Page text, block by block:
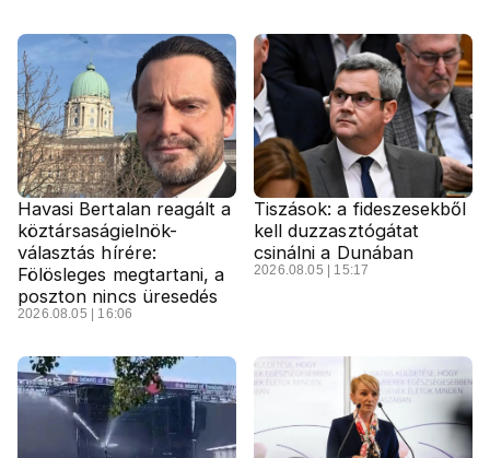
Havasi Bertalan reagált a
köztársaságielnök-
választás hírére:
Fölösleges megtartani, a
poszton nincs üresedés
2026.08.05 | 16:06
Tiszások: a fideszesekből
kell duzzasztógátat
csinálni a Dunában
2026.08.05 | 15:17